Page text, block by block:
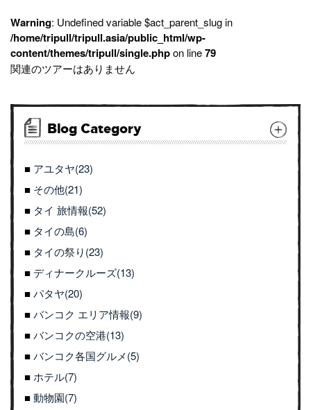
Warning: Undefined variable $act_parent_slug in
/home/tripull/tripull.asia/public_html/wp-
content/themes/tripull/single.phpon line79
関連のツアーはありません
Blog Category
アユタヤ(23)
その他(21)
タイ 旅情報(52)
タイの島(6)
タイの祭り(23)
ディナークルーズ(13)
パタヤ(20)
バンコク エリア情報(9)
バンコクの空港(13)
バンコク各国グルメ(5)
ホテル(7)
動物園(7)